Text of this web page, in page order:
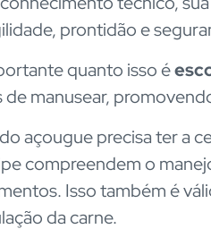
prontidão e
quanto isso é
de manusear,
açougue precisa ter a
compreendem o
Isso também é
da carne.